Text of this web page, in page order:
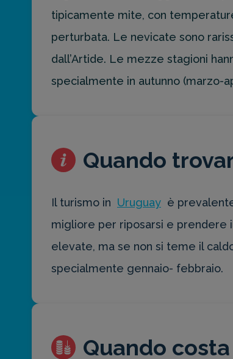
tipicamente mite, con
perturbata. Le nevicate sono
dall’Artide. Le mezze stagioni
specialmente in autunno (marzo-
Quando
Il turismo in Uruguay è
migliore per riposarsi e prendere
elevate, ma se non si teme il
specialmente gennaio- febbraio.
Quando